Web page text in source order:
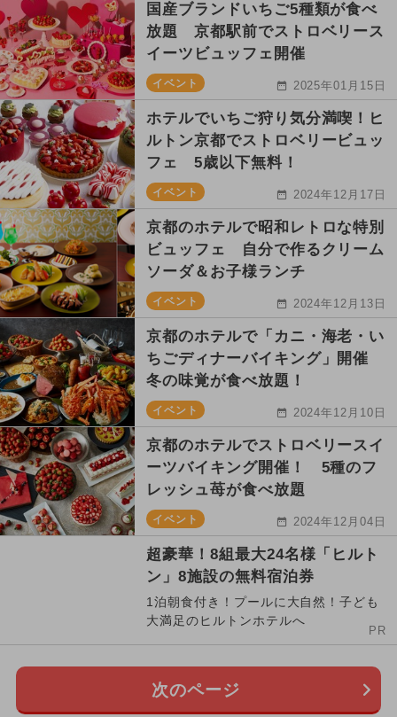
国産ブランドいちご5種類が食べ
放題 京都駅前でストロベリース
イーツビュッフェ開催
イベント 2025年01月15日
ホテルでいちご狩り気分満喫！ヒ
ルトン京都でストロベリービュッ
フェ 5歳以下無料！
イベント 2024年12月17日
京都のホテルで昭和レトロな特別
ビュッフェ 自分で作るクリーム
ソーダ＆お子様ランチ
イベント 2024年12月13日
京都のホテルで「カニ・海老・い
ちごディナーバイキング」開催
冬の味覚が食べ放題！
イベント 2024年12月10日
京都のホテルでストロベリースイ
ーツバイキング開催！ 5種のフ
レッシュ苺が食べ放題
イベント 2024年12月04日
超豪華！8組最大24名様「ヒルト
ン」8施設の無料宿泊券
1泊朝食付き！プールに大自然！子ども
大満足のヒルトンホテルへ
PR
次のページ